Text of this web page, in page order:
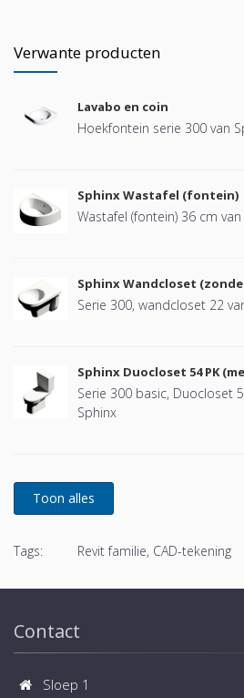
Verwante producten
Lavabo en coin
Hoekfontein serie 300 van
Sphinx Wastafel (fontein)
Wastafel (fontein) 36 cm
Sphinx Wandcloset
Serie 300, wandcloset 22
Sphinx Duocloset 54 PK
Serie 300 basic, Duocloset
Sphinx
Tags: Revit familie, CAD-tekening
Contact
Sloep 1